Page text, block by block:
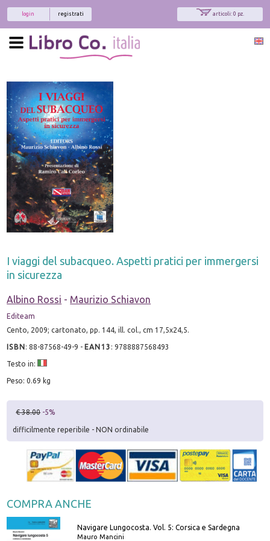
articoli: 0 pz.
registrati
login
I viaggi del subacqueo. Aspetti pratici per immergersi
in sicurezza
Albino Rossi - Maurizio Schiavon
Editeam
Cento, 2009; cartonato, pp. 144, ill. col., cm 17,5x24,5.
ISBN:88-87568-49-9 - EAN13 :9788887568493
Testo in:
Peso: 0.69 kg
€ 38.00 -5%
difficilmente reperibile - NON ordinabile
COMPRA ANCHE
Navigare Lungocosta. Vol. 5: Corsica e Sardegna
Mauro Mancini